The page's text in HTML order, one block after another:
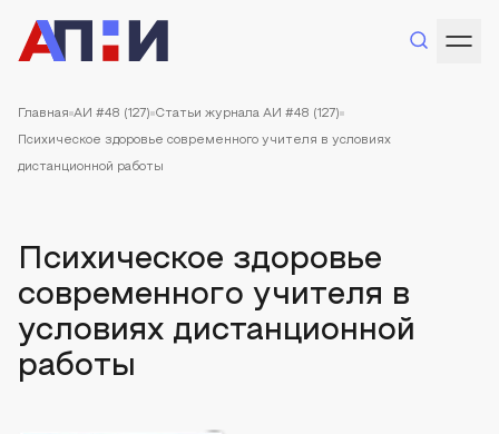
Главная АИ #48 (127) Статьи журнала АИ #48 (127)
Психическое здоровье современного учителя в условиях
дистанционной работы
Психическое здоровье
современного учителя в
условиях дистанционной
работы